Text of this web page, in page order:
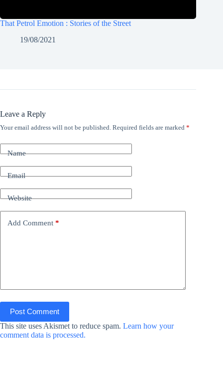
That Petrol Emotion : Stories of the Street
19/08/2021
Leave a Reply
Your email address will not be published. Required fields are marked *
Name
Email
Website
Add Comment *
Post Comment
This site uses Akismet to reduce spam. Learn how your
comment data is processed.